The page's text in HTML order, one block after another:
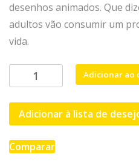
desenhos animados. Que
adultos vão consumir um
vida.
Almanaque
Loopo
#1
Destaque
quantidade
Adicionar ao
Adicionar à lista de
Comparar